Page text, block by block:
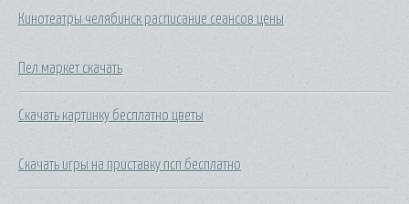
Кинотеатры челябинск расписание сеансов цены
Пел маркет скачать
Скачать картинку бесплатно цветы
Скачать игры на приставку псп бесплатно